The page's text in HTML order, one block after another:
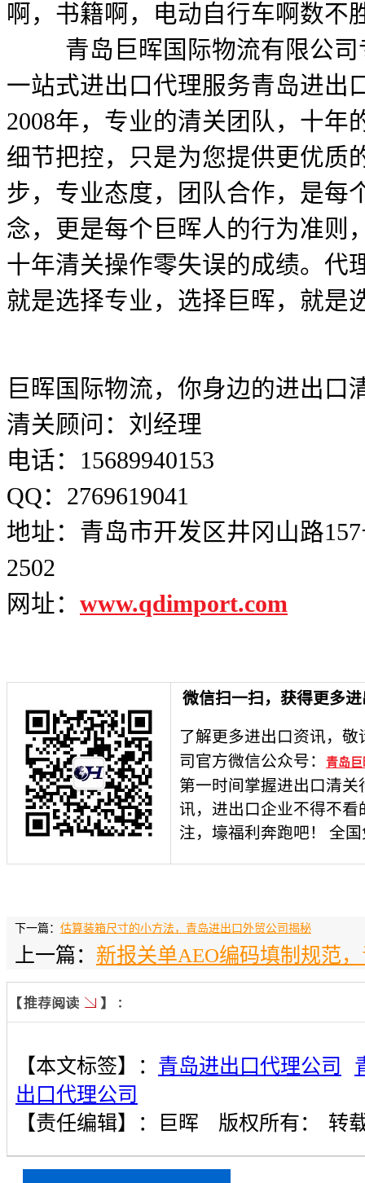
啊，书籍啊，电动自行车啊数不
青岛巨晖国际物流有限公司
一站式进出口代理服务青岛进出
2008年，专业的清关团队，十年
细节把控，只是为您提供更优质
步，专业态度，团队合作，是每
念，更是每个巨晖人的行为准则
十年清关操作零失误的成绩。代
就是选择专业，选择巨晖，就是
巨晖国际物流，你身边的进出口
清关顾问：刘经理
电话：15689940153
QQ：2769619041
地址：青岛市开发区井冈山路
2502
网址： www.qdimport.com
微信扫一扫，获得更多
了解更多进出口资讯，敬
司官方微信公众号：
青岛巨
第一时间掌握进出口清
讯，进出口企业不得不
注，壕福利奔跑吧！ 全
下一篇： 估算装箱尺寸的小方法，青岛进出口外贸公司揭秘
上一篇： 新报关单AEO编码填制规范
【本文标签】： 青岛进出口代理公司
出口代理公司
【责任编辑】：
巨晖 版权所有： 转